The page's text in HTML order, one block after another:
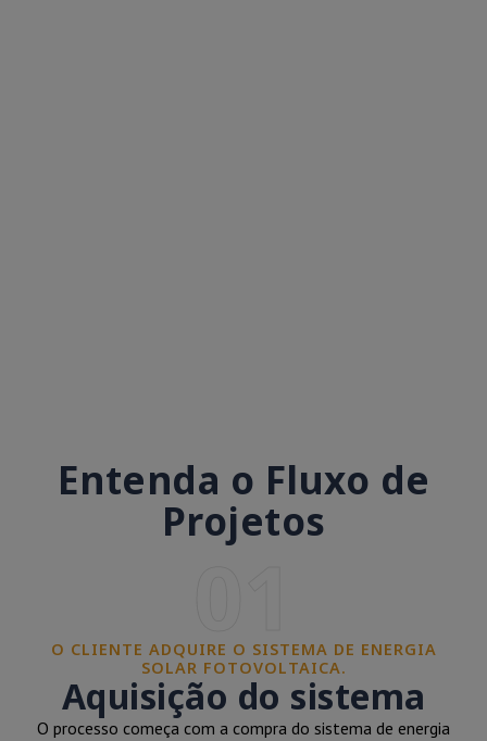
Entenda o Fluxo de
Projetos
O CLIENTE ADQUIRE O SISTEMA DE ENERGIA
SOLAR FOTOVOLTAICA.
Aquisição do sistema
O processo começa com a compra do sistema de energia